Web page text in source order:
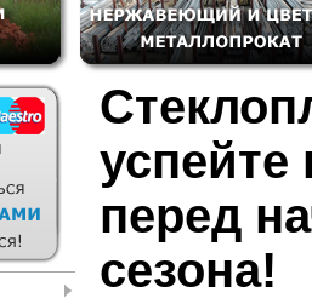
успейте
перед
сезона!